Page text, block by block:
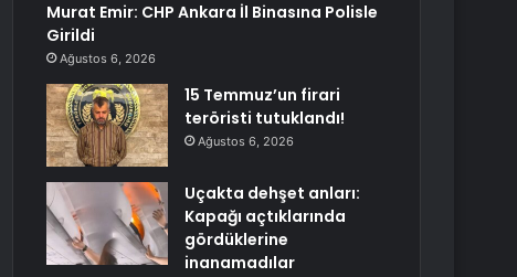
Murat Emir: CHP Ankara İl Binasına Polisle
Girildi
Ağustos 6, 2026
15 Temmuz’un firari
teröristi tutuklandı!
Ağustos 6, 2026
Uçakta dehşet anları:
Kapağı açtıklarında
gördüklerine
inanamadılar